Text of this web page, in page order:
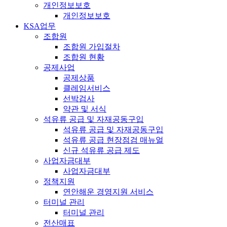
개인정보보호
개인정보보호
KSA업무
조합원
조합원 가입절차
조합원 현황
공제사업
공제상품
클레임서비스
선박검사
약관 및 서식
석유류 공급 및 자재공동구입
석유류 공급 및 자재공동구입
석유류 공급 현장점검 매뉴얼
신규 석유류 공급 제도
사업자금대부
사업자금대부
정책지원
연안해운 경영지원 서비스
터미널 관리
터미널 관리
전산매표